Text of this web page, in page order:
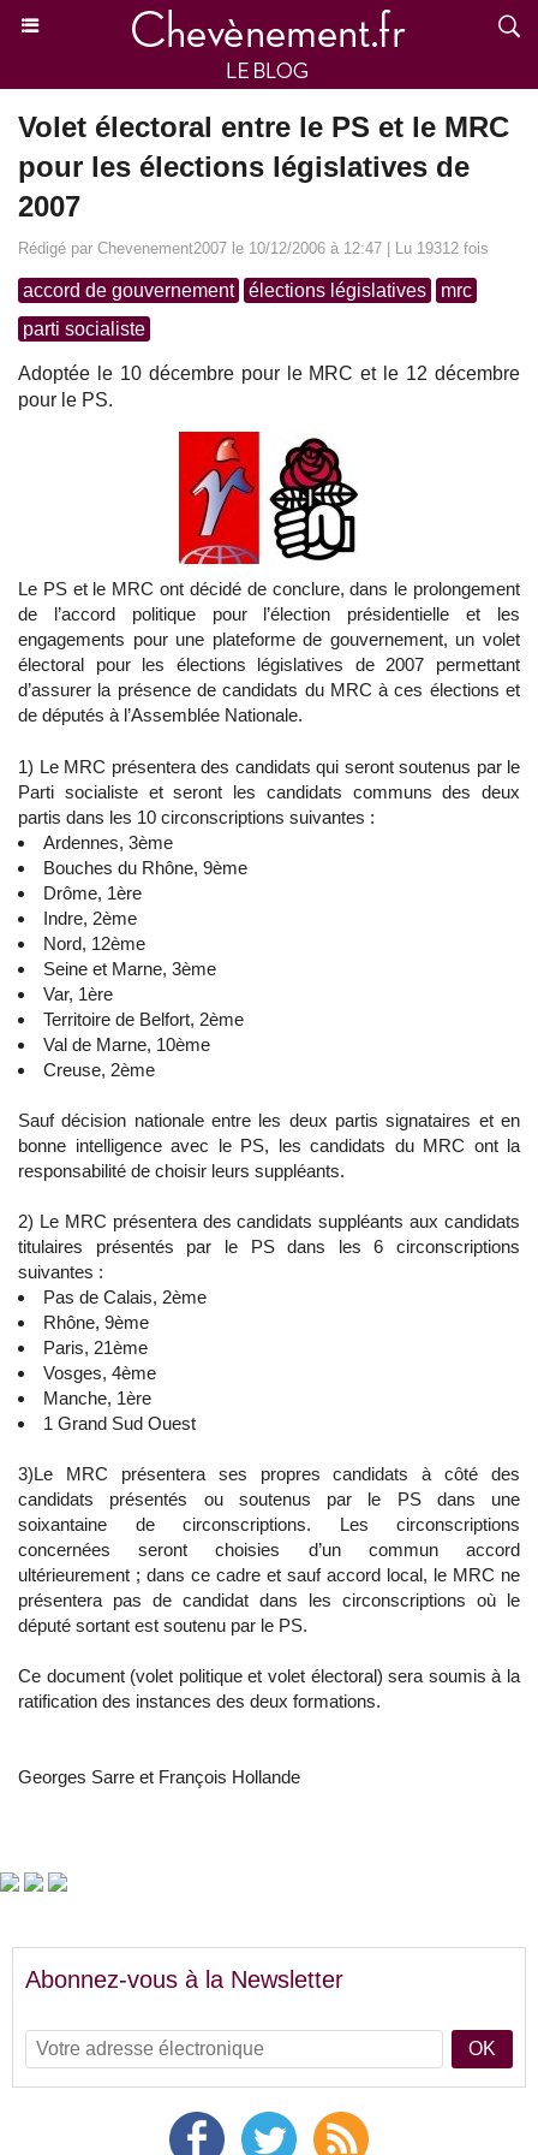
Volet électoral entre le PS et le MRC
pour les élections législatives de
2007
Rédigé par Chevenement2007 le 10/12/2006 à 12:47 | Lu 19312 fois
accord de gouvernement élections législatives
mrc
parti socialiste
Adoptée le 10 décembre pour le MRC et le 12 décembre
pour le PS.
Le PS et le MRC ont décidé de conclure, dans le prolongement
de l’accord politique pour l’élection présidentielle et les
engagements pour une plateforme de gouvernement, un volet
électoral pour les élections législatives de 2007 permettant
d’assurer la présence de candidats du MRC à ces élections et
de députés à l’Assemblée Nationale.
1) Le MRC présentera des candidats qui seront soutenus par le
Parti socialiste et seront les candidats communs des deux
partis dans les 10 circonscriptions suivantes :
Ardennes, 3ème
Bouches du Rhône, 9ème
Drôme, 1ère
Indre, 2ème
Nord, 12ème
Seine et Marne, 3ème
Var, 1ère
Territoire de Belfort, 2ème
Val de Marne, 10ème
Creuse, 2ème
Sauf décision nationale entre les deux partis signataires et en
bonne intelligence avec le PS, les candidats du MRC ont la
responsabilité de choisir leurs suppléants.
2) Le MRC présentera des candidats suppléants aux candidats
titulaires présentés par le PS dans les 6 circonscriptions
suivantes :
Pas de Calais, 2ème
Rhône, 9ème
Paris, 21ème
Vosges, 4ème
Manche, 1ère
1 Grand Sud Ouest
3)Le MRC présentera ses propres candidats à côté des
candidats présentés ou soutenus par le PS dans une
soixantaine de circonscriptions. Les circonscriptions
concernées seront choisies d’un commun accord
ultérieurement ; dans ce cadre et sauf accord local, le MRC ne
présentera pas de candidat dans les circonscriptions où le
député sortant est soutenu par le PS.
Ce document (volet politique et volet électoral) sera soumis à la
ratification des instances des deux formations.
Georges Sarre et François Hollande
Abonnez-vous à la Newsletter
OK